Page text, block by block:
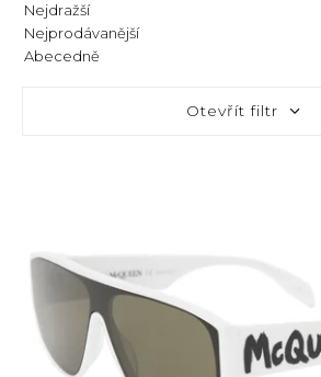
Nejdražší
Nejprodávanější
Abecedně
Otevřít filtr